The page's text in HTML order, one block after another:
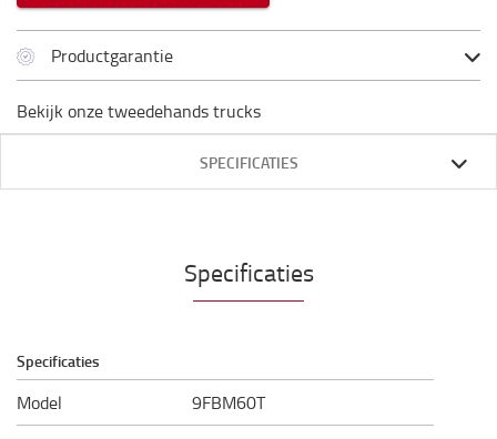
Productgarantie
Bekijk onze tweedehands trucks
SPECIFICATIES
Specificaties
Specificaties
Model 9FBM60T